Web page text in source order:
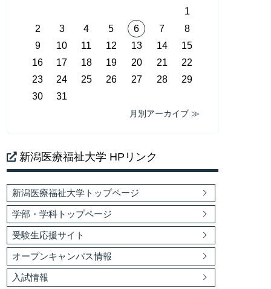
1
2
3 4 5 6 7
8
9
10 11 12 13 14
15
16
17 18 19 20 21
22
23
24 25 26 27 28
29
30
31
月別アーカイブ ≫
新潟医療福祉大学 HPリンク
新潟医療福祉大学トップページ
学部・学科トップページ
受験生応援サイト
オープンキャンパス情報
入試情報